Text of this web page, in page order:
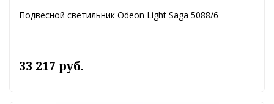
Подвесной светильник Odeon Light Saga 5088/6
33 217 руб.